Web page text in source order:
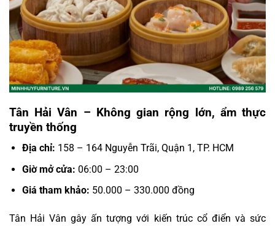
Tân Hải Vân – Không gian rộng lớn, ẩm thực
truyền thống
Địa chỉ: 158 – 164 Nguyễn Trãi, Quận 1, TP. HCM
Giờ mở cửa: 06:00 – 23:00
Giá tham khảo: 50.000 – 330.000 đồng
Tân Hải Vân gây ấn tượng với kiến trúc cổ điển và sức